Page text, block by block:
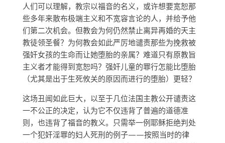
人们可以理解，教宗以福音的名义，或许想要宽恕那
些多年来散布极端主义和不宽容言论的人，并给予他
们第二次机会。但教会为何仍然禁止离异再婚的天主
教徒领圣餐？为何教会如此严厉地谴责那些为挽救被
强奸女孩的生命而让她堕胎的亲属？难道只有原教旨
主义者才能得到宽恕吗？强奸儿童的罪行怎能比堕胎
（尤其是出于生死攸关的原因而进行的堕胎）更轻？
这场丑闻如此巨大，以至于几位法国主教公开谴责这
一不公正的决定，认为它不仅违背了普遍的道德准
则，也违背了福音的教义。只需举一例耶稣拒绝判处
一个犯奸淫罪的妇人死刑的例子——按照当时的律